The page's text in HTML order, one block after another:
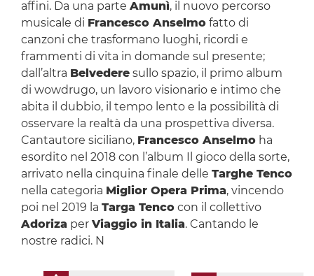
affini. Da una parte Amunì, il nuovo percorso
musicale di Francesco Anselmofatto di
canzoni che trasformano luoghi, ricordi e
frammenti di vita in domande sul presente;
dall’altra Belvederesullo spazio, il primo album
di wowdrugo, un lavoro visionario e intimo che
abita il dubbio, il tempo lento e la possibilità di
osservare la realtà da una prospettiva diversa.
Cantautore siciliano, Francesco Anselmoha
esordito nel 2018 con l’album Il gioco della sorte,
arrivato nella cinquina finale delle Targhe Tenco
nella categoria Miglior Opera Prima, vincendo
poi nel 2019 la Targa Tencocon il collettivo
Adoriza per Viaggio in Italia. Cantando le
nostre radici. N